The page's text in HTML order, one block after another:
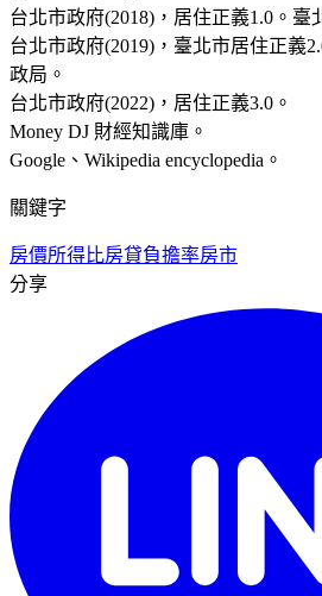
台北市政府(2018)，居住正義1.0。臺
台北市政府(2019)，臺北市居住正義
政局。
台北市政府(2022)，居住正義3.0。
Money DJ 財經知識庫。
Google、Wikipedia encyclopedia。
關鍵字
房價所得比房貸負擔率房市
分享